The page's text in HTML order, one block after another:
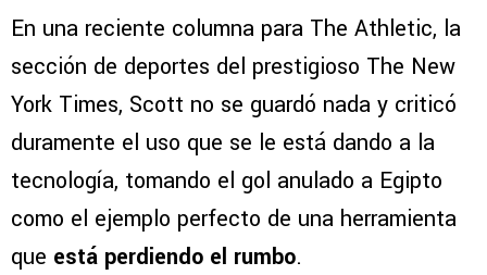
En una reciente columna para The Athletic, la
sección de deportes del prestigioso The New
York Times, Scott no se guardó nada y criticó
duramente el uso que se le está dando a la
tecnología, tomando el gol anulado a Egipto
como el ejemplo perfecto de una herramienta
que está perdiendo el rumbo.